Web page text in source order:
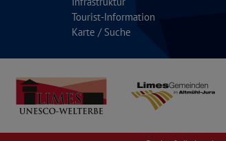
Tourist-Information
Karte / Suche